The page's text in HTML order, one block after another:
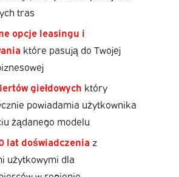
tras
opcje leasingu i
które pasują do Twojej
giełdowych który
powiadamia użytkownika
żądanego modelu
lat doświadczenia z
użytkowymi dla